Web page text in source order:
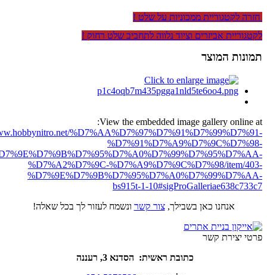
חזרה לקטגוריית ממכוניות על שלט !
לקטגוריית אביזרים וציוד נלווה לתחביב שלט רחוק !
תמונות המוצר
View the embedded image gallery online at:
%D7%AA%D7%97%D7%91%D7%99%D7%91-
%D7%91%D7%A9%D7%9C%D7%98-
%D7%A2%D7%9C-%D7%A9%D7%9C%D7%98/item/403-
%D7%9E%D7%9B%D7%95%D7%A0%D7%99%D7%AA-
bs915t-1-10#sigProGalleriae638c733c7
אנחנו כאן בשבילך,צור קשר ונשמח לעזור לך בכל שאלה!
פרטי יצירת קשר
כתובת ראשית: הסדנא 3, רעננה